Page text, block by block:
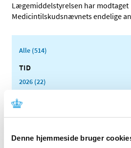
Denne hjemmeside bruger
Lægemiddelstyrelsen har modtaget
Medicintilskudsnævnets endelige
Alle (514)
TID
2026 (22)
2024 (15)
oktober (2)